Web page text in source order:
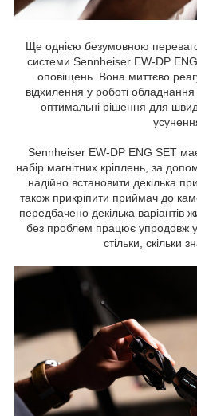
Ще однією безумовною
системи Sennheiser EW-DP
оповіщень. Вона миттєво
відхилення у роботі
оптимальні рішення для
Sennheiser EW-DP ENG SET
набір магнітних кріплень, за
надійно встановити декілька
також прикріпити приймач до
передбачено декілька варіантів
без проблем працює упродовж
стільки, скільки